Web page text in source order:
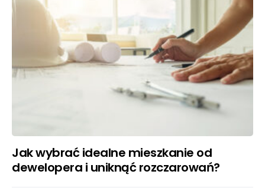
Jak wybrać idealne mieszkanie od
dewelopera i uniknąć rozczarowań?